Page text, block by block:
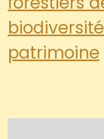
patrimoine